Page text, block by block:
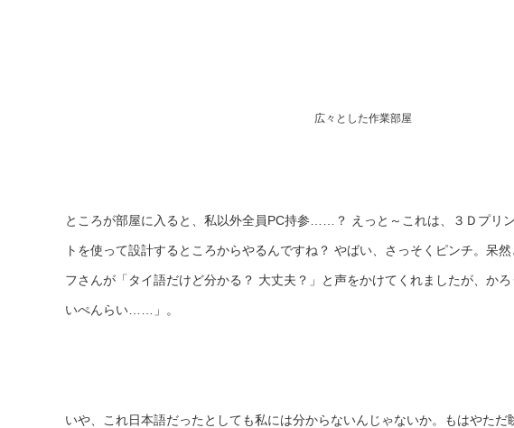
広々とした作業部屋
ところが部屋に入ると、私以外全員PC持参……？ えっと～これは、３Ｄプリ
トを使って設計するところからやるんですね？ やばい、さっそくピンチ。呆
フさんが「タイ語だけど分かる？ 大丈夫？」と声をかけてくれましたが、か
いぺんらい……」。
いや、これ日本語だったとしても私には分からないんじゃないか。もはやただ